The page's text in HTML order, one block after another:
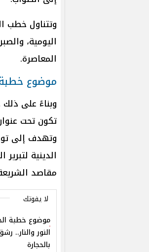
وتتناول خطب
اليومية،
المعاصرة.
موضوع
تكون تحت
وتهدف إلى
الدينية
مقاصد
لا يفوتك
موضوع خطبة
النور والنار..
بالحجارة